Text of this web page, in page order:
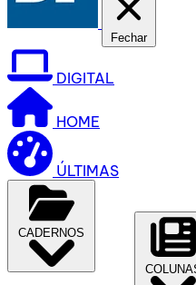
Fechar
DIGITAL
HOME
ÚLTIMAS
CADERNOS